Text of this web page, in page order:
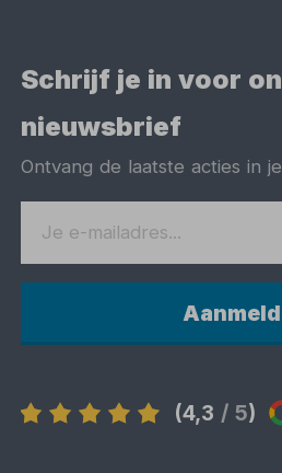
Schrijf je in voor
nieuwsbrief
Ontvang de laatste acties in
(4,3 / 5)